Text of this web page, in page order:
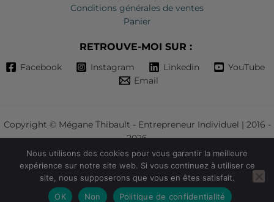
Conditions générales de ventes
Panier
RETROUVE-MOI SUR :
Facebook Instagram Linkedin
YouTube
Email
Copyright © Mégane Thibault - Entrepreneur Individuel | 2016 -
2026
Ce site ne fait pas partie du site web FacebookTM ou de FacebookTM
Inc. De plus, ce site n'est en aucun cas approuvé par FacebookTM.
FacebookTM est une marque de commerce de FacebookTM, Inc
Nous utilisons des cookies pour vous garantir la meilleure
expérience sur notre site web. Si vous continuez à utiliser ce
site, nous supposerons que vous en êtes satisfait.
OK
Non Politique de confidentialité